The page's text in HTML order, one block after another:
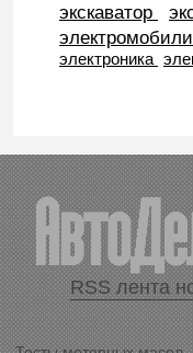
экскаватор
электроника
RSS лента